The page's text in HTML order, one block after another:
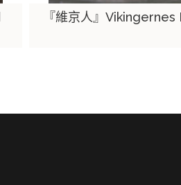
『維京人』Vikingernes